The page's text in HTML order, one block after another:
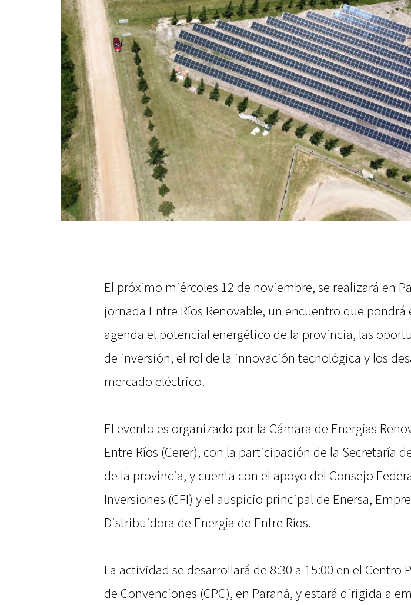
El próximo miércoles 12 de noviembre, se realizará en
jornada Entre Ríos Renovable, un encuentro que pondrá
agenda el potencial energético de la provincia, las
de inversión, el rol de la innovación tecnológica y los
mercado eléctrico.
El evento es organizado por la Cámara de Energías
Entre Ríos (Cerer), con la participación de la Secretaría
de la provincia, y cuenta con el apoyo del Consejo
Inversiones (CFI) y el auspicio principal de Enersa,
Distribuidora de Energía de Entre Ríos.
La actividad se desarrollará de 8:30 a 15:00 en el Centro
de Convenciones (CPC), en Paraná, y estará dirigida a